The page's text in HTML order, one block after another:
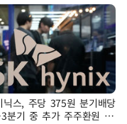
닉스, 주당 375원 분기배당
분기 중 추가 주주환원 발